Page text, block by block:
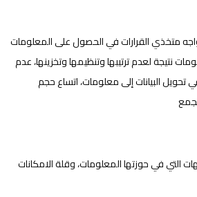
متخذي القرارات في الحصول على المعلومات
نتيجة لعدم ترتيبها وتنظيمها وتخزينها، عدم
تحويل البيانات إلى معلومات، اتساع حجم
التي في حوزتها المعلومات، وقلة الامكانات